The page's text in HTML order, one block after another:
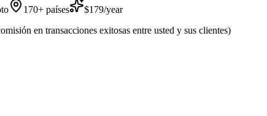
170+ países
$179/year
en transacciones exitosas entre usted y sus clientes)